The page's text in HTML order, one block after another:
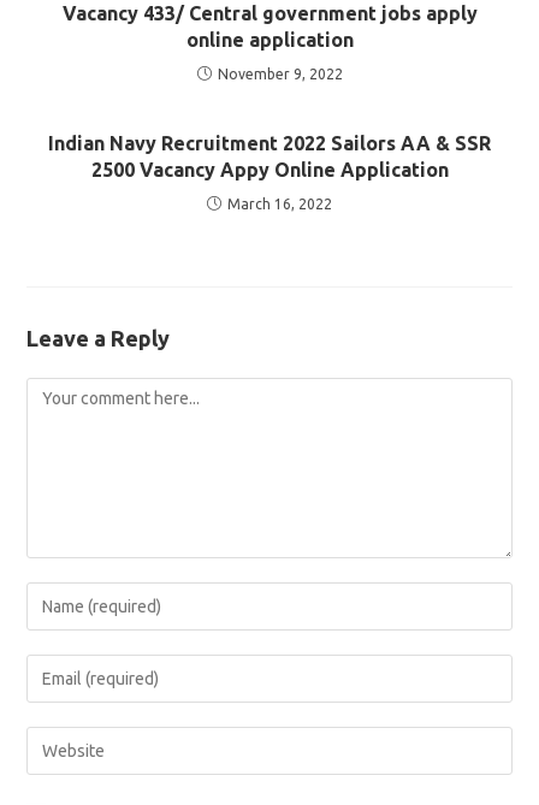
Vacancy 433/ Central government jobs apply
online application
November 9, 2022
Indian Navy Recruitment 2022 Sailors AA & SSR
2500 Vacancy Appy Online Application
March 16, 2022
Leave a Reply
Comment
Enter
your
name
comment
Enter
your
email
address
Enter
your